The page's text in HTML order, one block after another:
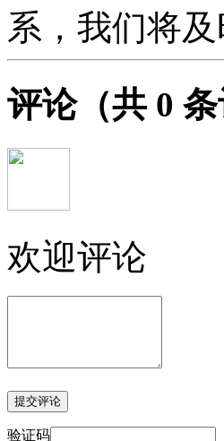
系，我们将
评论（共 0 条
欢迎评论
验证码